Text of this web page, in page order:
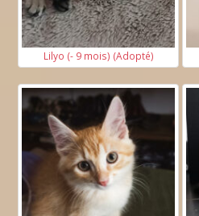
Lilyo (- 9 mois) (Adopté)